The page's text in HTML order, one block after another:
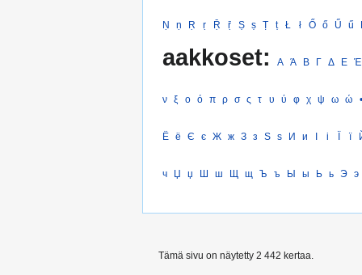
Ṇ ṇ Ṛ ṛ Ṝ ṝ Ṣ ṣ Ṭ ṭ Ł ł Ő ő Ű ű
aakkoset: Α Ά Β Γ Δ Ε Έ
ν ξ ο ό π ρ σ ς τ υ ύ φ χ ψ ω ώ •
Ё ё Є є Ж ж З з Ѕ ѕ И и І і Ї ї
ч Џ џ Ш ш Щ щ Ъ ъ Ы ы Ь ь Э э
Tämä sivu on näytetty 2 442 kertaa.